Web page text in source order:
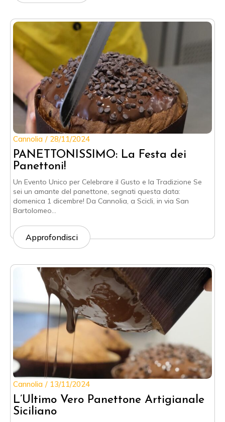
PANETTONISSIMO: La Festa dei
Panettoni!
Cannolia 28/11/2024
Un Evento Unico per Celebrare il Gusto e la Tradizione Se
sei un amante del panettone, segnati questa data:
domenica 1 dicembre! Da Cannolia, a Scicli, in via San
Bartolomeo…
Approfondisci
L’Ultimo Vero Panettone Artigianale
Siciliano
Cannolia 13/11/2024